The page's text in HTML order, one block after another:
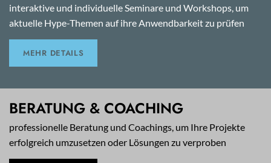
interaktive und individuelle Seminare und Workshops, um
aktuelle Hype-Themen auf ihre Anwendbarkeit zu prüfen
MEHR DETAILS
BERATUNG & COACHING
professionelle Beratung und Coachings, um Ihre Projekte
erfolgreich umzusetzen oder Lösungen zu verproben